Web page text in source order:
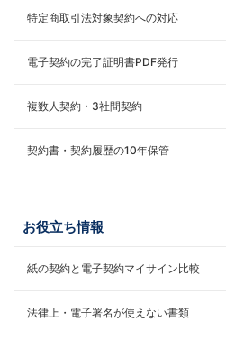
特定商取引法対象契約への対応
電子契約の完了証明書PDF発行
複数人契約・3社間契約
契約書・契約履歴の10年保管
お役立ち情報
紙の契約と電子契約マイサイン比較
法律上・電子署名が使えない書類